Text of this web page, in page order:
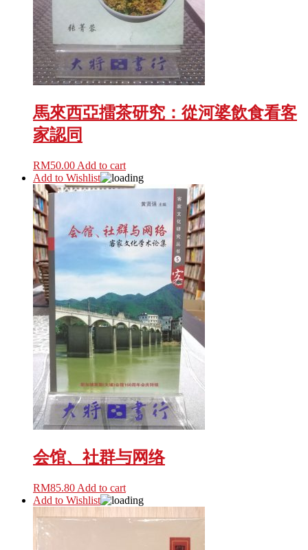
馬來西亞擂茶研究：從河婆飲食看客
家認同
RM50.00 Add to cart
Add to Wishlist
会馆、社群与网络
RM85.80 Add to cart
Add to Wishlist